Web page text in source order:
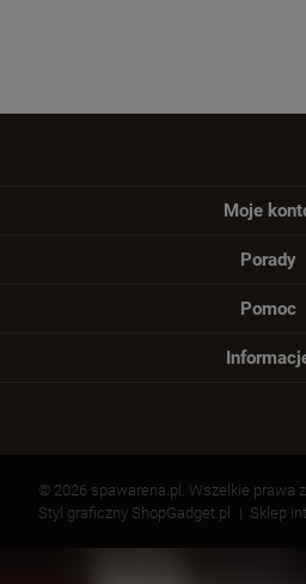
Moje
Porady
Pomoc
© 2026 spawarena.pl. Wszelkie prawa
Styl graficzny ShopGadget.pl
Sklep